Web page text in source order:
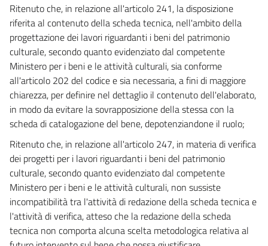
115
116
117
118
119
120
121
122
TITOLO VI - GARANZIE E SISTEMA DI GARANZIA
GLOBALE DI ESECUZIONE
((TITOLO ABROGATO DAL D.LGS. 18 APRILE 2016, N. 50))
123
124
Ritenuto che, in relazione all'articolo 241, la disposizione
riferita al contenuto della scheda tecnica, nell'ambito della
progettazione dei lavori riguardanti i beni del patrimonio
culturale, secondo quanto evidenziato dal competente
Ministero per i beni e le attività culturali, sia conforme
all'articolo 202 del codice e sia necessaria, a fini di maggiore
chiarezza, per definire nel dettaglio il contenuto dell'elaborato,
in modo da evitare la sovrapposizione della stessa con la
scheda di catalogazione del bene, depotenziandone il ruolo;
Ritenuto che, in relazione all'articolo 247, in materia di verifica
dei progetti per i lavori riguardanti i beni del patrimonio
culturale, secondo quanto evidenziato dal competente
Ministero per i beni e le attività culturali, non sussiste
incompatibilità tra l'attività di redazione della scheda tecnica e
l'attività di verifica, atteso che la redazione della scheda
tecnica non comporta alcuna scelta metodologica relativa al